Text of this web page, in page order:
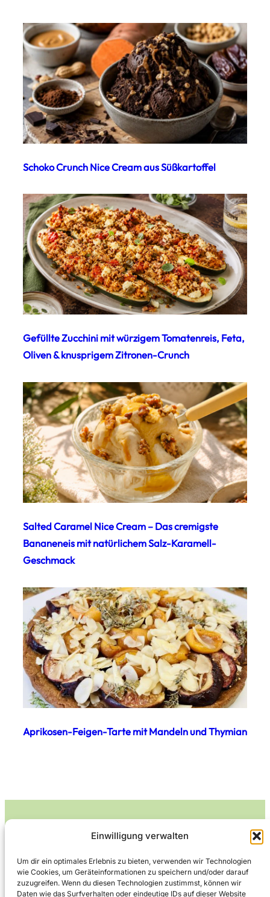
Einwilligung verwalten
Um dir ein optimales Erlebnis zu bieten, verwenden wir Technologien
wie Cookies, um Geräteinformationen zu speichern und/oder darauf
zuzugreifen. Wenn du diesen Technologien zustimmst, können wir
Daten wie das Surfverhalten oder eindeutige IDs auf dieser Website
Schoko Crunch Nice Cream aus Süßkartoffel
Gefüllte Zucchini mit würzigem Tomatenreis, Feta,
Oliven & knusprigem Zitronen-Crunch
Salted Caramel Nice Cream – Das cremigste
Bananeneis mit natürlichem Salz-Karamell-
Geschmack
Aprikosen-Feigen-Tarte mit Mandeln und Thymian
Leckerlife
Lecker essen – gesund leben.